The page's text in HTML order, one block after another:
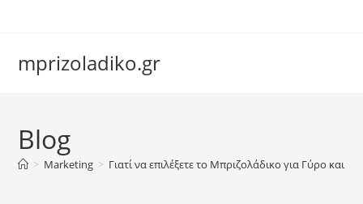
mprizoladiko.gr
Blog
> Marketing > Γιατί να επιλέξετε το Μπριζολάδικο για Γύρο και
Chat Assistant
Συνήθως απαντάμε αμέσως